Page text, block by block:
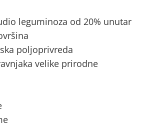
leguminoza od 20% unutar
poljoprivreda
velike prirodne